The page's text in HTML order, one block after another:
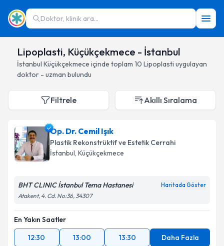
Doktor, klinik ara...
Lipoplasti, Küçükçekmece - İstanbul
İstanbul Küçükçekmece içinde toplam 10 Lipoplasti uygulayan
doktor - uzman bulundu
Filtrele Akıllı Sıralama
Op. Dr. Cemil Işık
Plastik Rekonstrüktif ve Estetik Cerrahi
İstanbul, Küçükçekmece
BHT CLINIC İstanbul Tema Hastanesi Haritada Göster
Atakent, 4. Cd. No:36, 34307
En Yakın Saatler
12:30
13:00 13:30 Daha Fazla